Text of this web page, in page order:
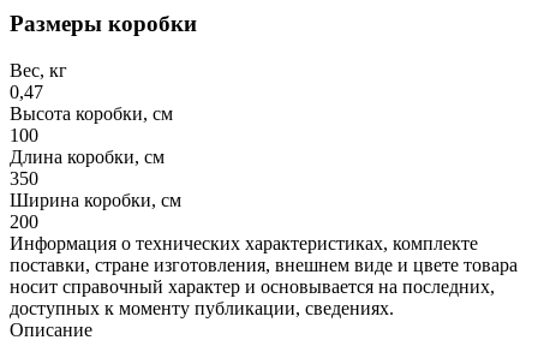
Размеры коробки
Вес, кг
0,47
Высота коробки, см
100
Длина коробки, см
350
Ширина коробки, см
200
Информация о технических характеристиках, комплекте
поставки, стране изготовления, внешнем виде и цвете товара
носит справочный характер и основывается на последних,
доступных к моменту публикации, сведениях.
Описание